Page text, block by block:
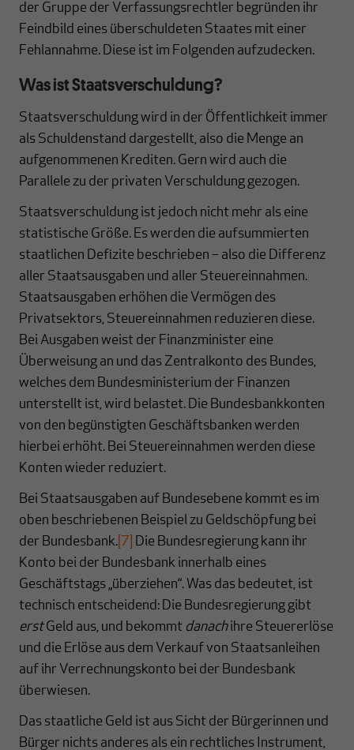
der Gruppe der Verfassungsrechtler begründen ihr
Feindbild eines überschuldeten Staates mit einer
Fehlannahme. Diese ist im Folgenden aufzudecken.
Was ist Staatsverschuldung?
Staatsverschuldung wird in der Öffentlichkeit immer
als Schuldenstand dargestellt, also die Menge an
aufgenommenen Krediten. Gern wird auch die
Parallele zu der privaten Verschuldung gezogen.
Staatsverschuldung ist jedoch nicht mehr als eine
statistische Größe. Es werden die aufsummierten
staatlichen Defizite beschrieben – also die Differenz
aller Staatsausgaben und aller Steuereinnahmen.
Staatsausgaben erhöhen die Vermögen des
Privatsektors, Steuereinnahmen reduzieren diese.
Bei Ausgaben weist der Finanzminister eine
Überweisung an und das Zentralkonto des Bundes,
welches dem Bundesministerium der Finanzen
unterstellt ist, wird belastet. Die Bundesbankkonten
von den begünstigten Geschäftsbanken werden
hierbei erhöht. Bei Steuereinnahmen werden diese
Konten wieder reduziert.
Bei Staatsausgaben auf Bundesebene kommt es im
oben beschriebenen Beispiel zu Geldschöpfung bei
der Bundesbank. [7] Die Bundesregierung kann ihr
Konto bei der Bundesbank innerhalb eines
Geschäftstags „überziehen“. Was das bedeutet, ist
technisch entscheidend: Die Bundesregierung gibt
erstGeld aus, und bekommt danachihre Steuererlöse
und die Erlöse aus dem Verkauf von Staatsanleihen
auf ihr Verrechnungskonto bei der Bundesbank
überwiesen.
Das staatliche Geld ist aus Sicht der Bürgerinnen und
Bürger nichts anderes als ein rechtliches Instrument,